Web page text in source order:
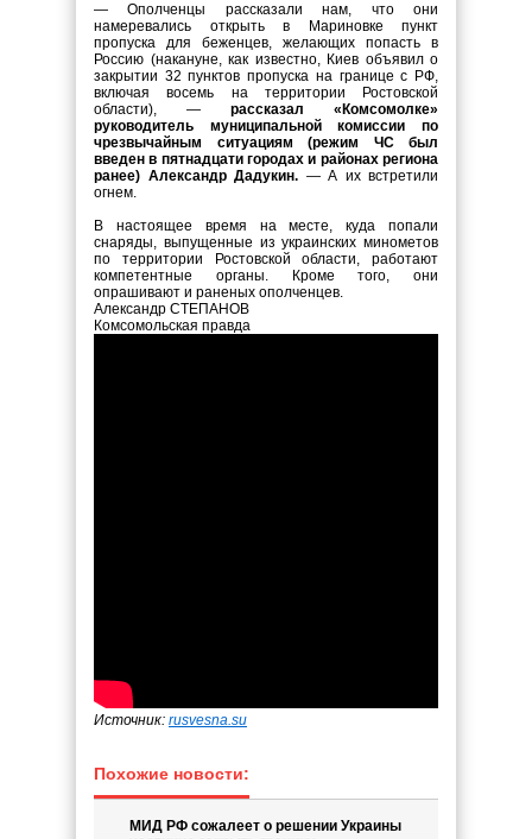
— Ополченцы рассказали нам, что они
намеревались открыть в Мариновке пункт
пропуска для беженцев, желающих попасть в
Россию (накануне, как известно, Киев объявил о
закрытии 32 пунктов пропуска на границе с РФ,
включая восемь на территории Ростовской
области), — рассказал «Комсомолке»
руководитель муниципальной комиссии по
чрезвычайным ситуациям (режим ЧС был
введен в пятнадцати городах и районах региона
ранее) Александр Дадукин. — А их встретили
огнем.
В настоящее время на месте, куда попали
снаряды, выпущенные из украинских минометов
по территории Ростовской области, работают
компетентные органы. Кроме того, они
опрашивают и раненых ополченцев.
Александр СТЕПАНОВ
Комсомольская правда
Источник: rusvesna.su
Похожие новости:
МИД РФ сожалеет о решении Украины